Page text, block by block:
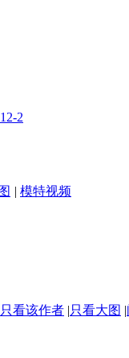
2
| 模特视频
只看该作者 |只看大图 |